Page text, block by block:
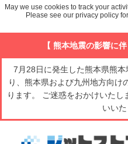
【 熊本地震の影響に
7月28日に発生した熊本県熊
り、熊本県および九州地方向け
ります。 ご迷惑をおかけいた
いいた
May we use cookies to track your
Please see our privacy policy